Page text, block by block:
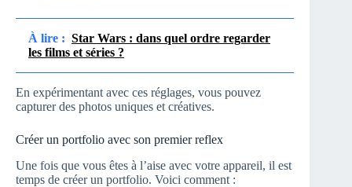
À lire : Star Wars : dans quel ordre regarder
les films et séries ?
En expérimentant avec ces réglages, vous pouvez
capturer des photos uniques et créatives.
Créer un portfolio avec son premier reflex
Une fois que vous êtes à l’aise avec votre appareil, il est
temps de créer un portfolio. Voici comment :